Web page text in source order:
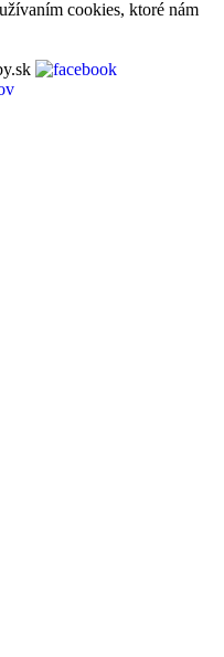
cookies, ktoré nám